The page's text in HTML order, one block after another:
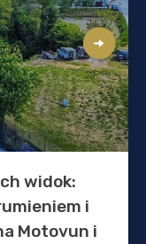
widok:
i
Motovun i